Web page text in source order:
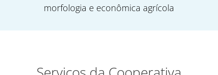
morfologia e econômica agrícola